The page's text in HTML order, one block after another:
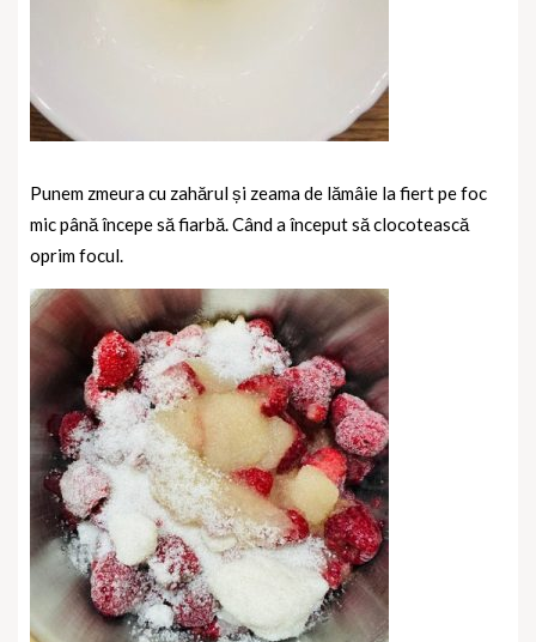
Punem zmeura cu zahărul și zeama de lămâie la fiert pe foc
mic până începe să fiarbă. Când a început să clocotească
oprim focul.